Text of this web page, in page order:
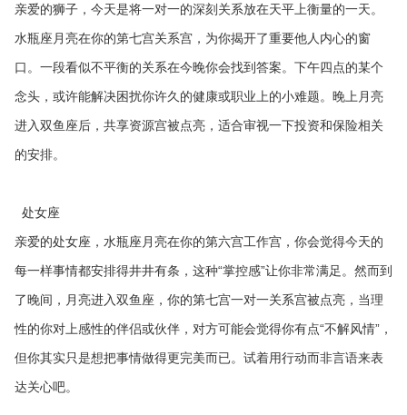
亲爱的狮子，今天是将一对一的深刻关系放在天平上衡量的一天。
水瓶座月亮在你的第七宫关系宫，为你揭开了重要他人内心的窗
口。一段看似不平衡的关系在今晚你会找到答案。下午四点的某个
念头，或许能解决困扰你许久的健康或职业上的小难题。晚上月亮
进入双鱼座后，共享资源宫被点亮，适合审视一下投资和保险相关
的安排。
处女座
亲爱的处女座，水瓶座月亮在你的第六宫工作宫，你会觉得今天的
每一样事情都安排得井井有条，这种“掌控感”让你非常满足。然而到
了晚间，月亮进入双鱼座，你的第七宫一对一关系宫被点亮，当理
性的你对上感性的伴侣或伙伴，对方可能会觉得你有点“不解风情”，
但你其实只是想把事情做得更完美而已。试着用行动而非言语来表
达关心吧。